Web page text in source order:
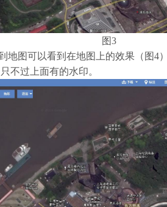
图3
图可以看到在地图上的效果（图4
不过上面有的水印。